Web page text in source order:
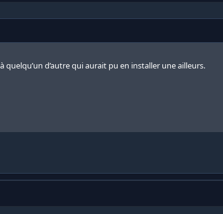
d’autre qui aurait pu en installer une ailleurs.